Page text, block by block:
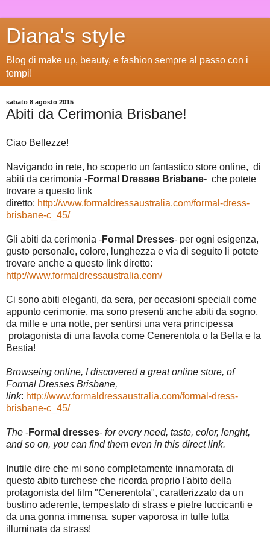
Diana's style
Blog di make up, beauty, e fashion sempre al passo con i
tempi!
sabato 8 agosto 2015
Abiti da Cerimonia Brisbane!
Ciao Bellezze!
Navigando in rete, ho scoperto un fantastico store online, di
abiti da cerimonia -Formal Dresses Brisbane- che potete
trovare a questo link
diretto: http://www.formaldressaustralia.com/formal-dress-
brisbane-c_45/
Gli abiti da cerimonia -Formal Dresses- per ogni esigenza,
gusto personale, colore, lunghezza e via di seguito li potete
trovare anche a questo link diretto:
http://www.formaldressaustralia.com/
Ci sono abiti eleganti, da sera, per occasioni speciali come
appunto cerimonie, ma sono presenti anche abiti da sogno,
da mille e una notte, per sentirsi una vera principessa
protagonista di una favola come Cenerentola o la Bella e la
Bestia!
Browseing online, I discovered a great online store, of
Formal Dresses Brisbane,
link: http://www.formaldressaustralia.com/formal-dress-
brisbane-c_45/
The -Formal dresses- for every need, taste, color, lenght,
and so on, you can find them even in this direct link.
Inutile dire che mi sono completamente innamorata di
questo abito turchese che ricorda proprio l'abito della
protagonista del film "Cenerentola", caratterizzato da un
bustino aderente, tempestato di strass e pietre luccicanti e
da una gonna immensa, super vaporosa in tulle tutta
illuminata da strass!